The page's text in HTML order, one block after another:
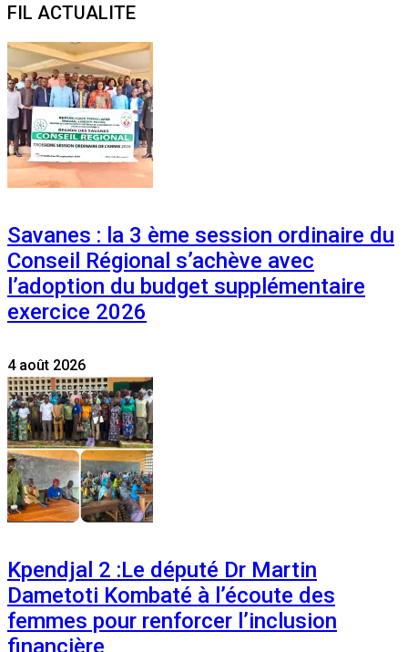
FIL ACTUALITE
Savanes : la 3 ème session ordinaire du
Conseil Régional s’achève avec
l’adoption du budget supplémentaire
exercice 2026
4 août 2026
Kpendjal 2 :Le député Dr Martin
Dametoti Kombaté à l’écoute des
femmes pour renforcer l’inclusion
financière